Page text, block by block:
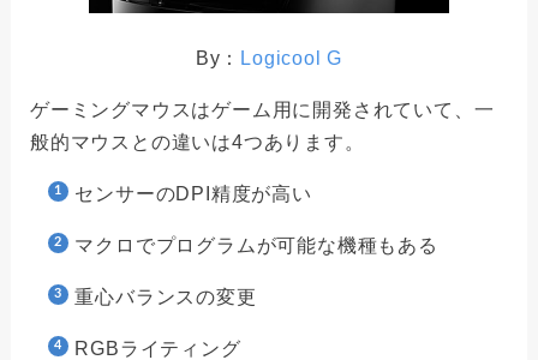
By： Logicool G
ゲーミングマウスはゲーム用に開発されていて、一
般的マウスとの違いは4つあります。
センサーのDPI精度が高い
マクロでプログラムが可能な機種もある
重心バランスの変更
RGBライティング